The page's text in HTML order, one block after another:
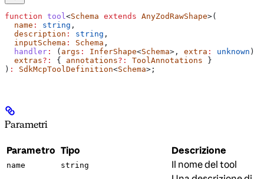
function tool <Schema extends AnyZodRawShape>(
  name
: string ,
  description
: string ,
  inputSchema
: Schema ,
  handler
: ( args : InferShape<Schema>, extra : unknown )
  extras
?: { annotations?: ToolAnnotations }
) : SdkMcpToolDefinition<Schema>;
Parametri
Parametro Tipo Descrizione
name string Il nome del tool